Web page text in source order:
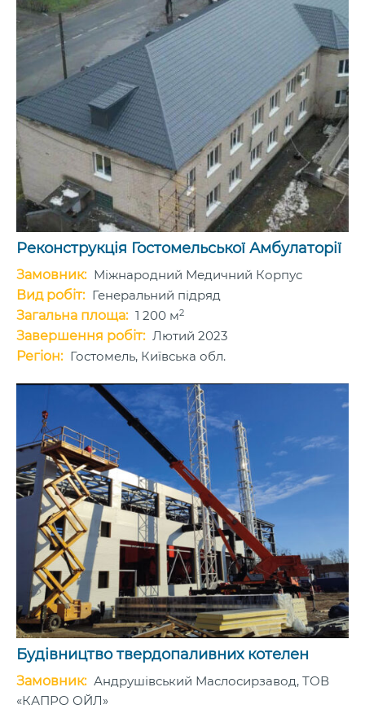
Реконструкція Гостомельської Амбулаторії
Замовник: Міжнародний Медичний Корпус
Вид робіт: Генеральний підряд
Загальна площа: 1 200 м2
Завершення робіт: Лютий 2023
Регіон: Гостомель, Київська обл.
Будівництво твердопаливних котелен
Замовник: Андрушівський Маслосирзавод, ТОВ
«КАПРО ОЙЛ»